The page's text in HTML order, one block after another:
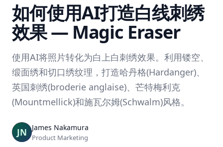
如何使用AI打造白线刺绣
效果 — Magic Eraser
使用AI将照片转化为白上白刺绣效果。利用镂空、
缎面绣和切口绣纹理，打造哈丹格(Hardanger)、
英国刺绣(broderie anglaise)、芒特梅利克
(Mountmellick)和施瓦尔姆(Schwalm)风格。
James Nakamura
Product Marketing